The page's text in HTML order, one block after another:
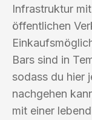
Infrastruktur
öffentlichen
Bars sind in
sodass du hier
nachgehen
mit einer